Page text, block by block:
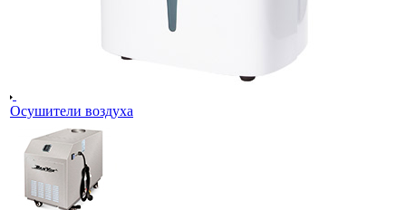
Осушители воздуха